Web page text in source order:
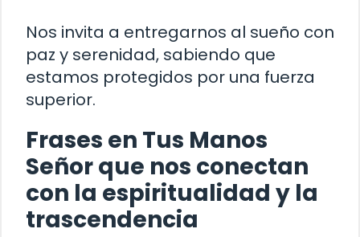
Nos invita a entregarnos al sueño con
paz y serenidad, sabiendo que
estamos protegidos por una fuerza
superior.
Frases en Tus Manos
Señor que nos conectan
con la espiritualidad y la
trascendencia